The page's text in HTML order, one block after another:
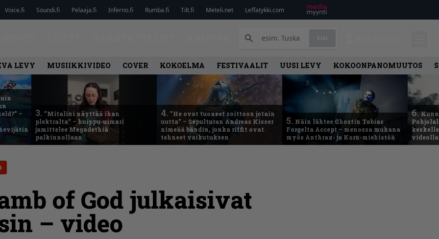
Voice.fi Soundi.fi Pelaaja.fi Inferno.fi Rumba.fi Tilt.fi Meteli.net Leffatykki.com
LEVY MUSIIKKIVIDEO COVER KOKOELMA FESTIVAALIT UUSI LEVY KOKOONPANOMUUTOS
–
3. ”Mitalini näyttää ihan
plektralta” – huippu-uimari
jamittelee Megadethiä
palkinnollaan
4. ”He ovat tuoneet soittoon jotain
uutta” – Sepulturan Andreas Kisser
nimeää bändin, jonka riffit ovat
tehneet vaikutuksen
5. Näin lähtee Ghostin Tobias
Forgelta Accept – menossa mukana
myös Anthrax- ja Korn-miehistöä
6.
of God julkaisivat
– video